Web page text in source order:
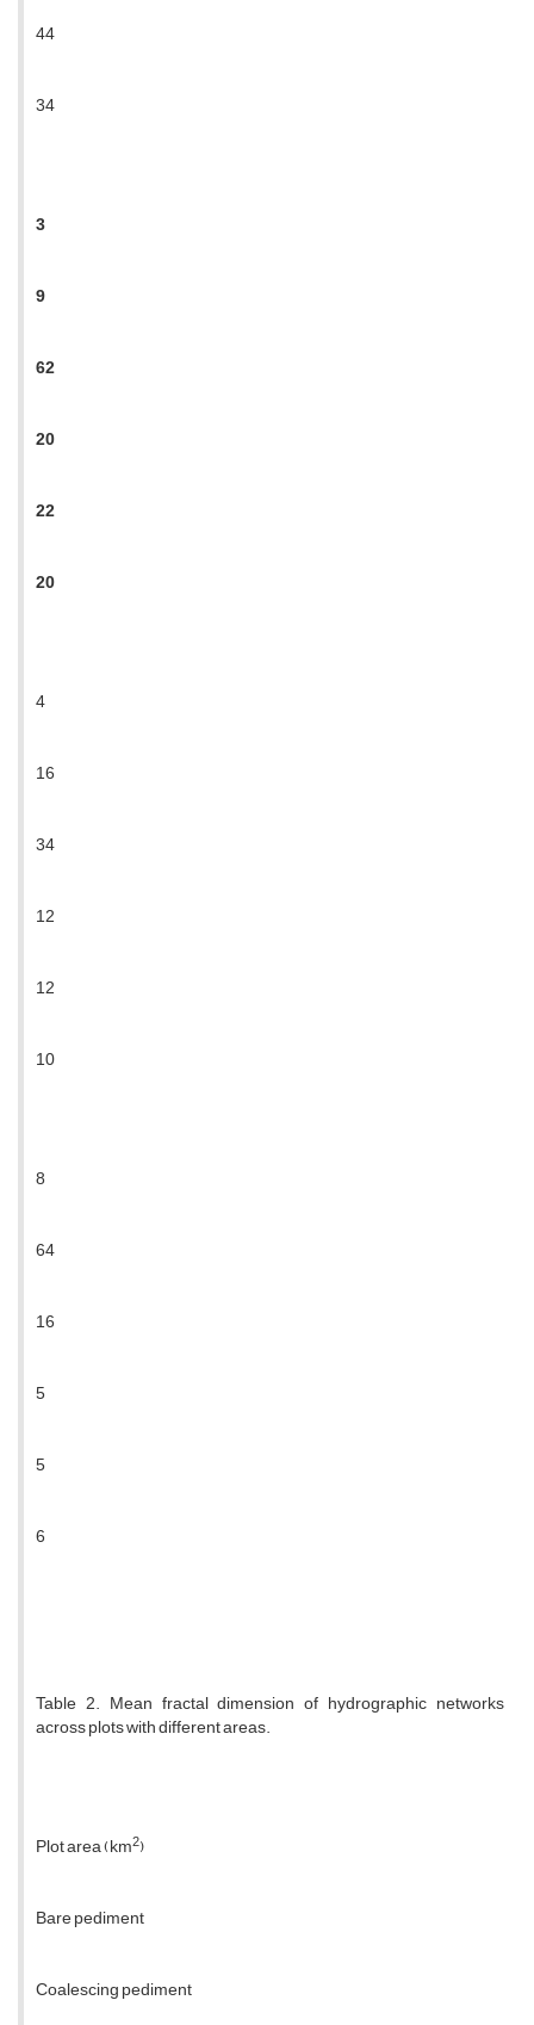
44
34
3
9
62
20
22
20
4
16
34
12
12
10
8
64
16
5
5
6
Table 2. Mean fractal dimension of hydrographic networks
across plots with different areas.
Plot area (km2)
Bare pediment
Coalescing pediment